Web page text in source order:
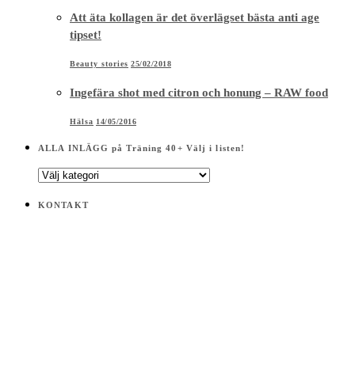
Att äta kollagen är det överlägset bästa anti age
tipset!
Beauty stories 25/02/2018
Ingefära shot med citron och honung – RAW food
Hälsa 14/05/2016
ALLA INLÄGG på Träning 40+ Välj i listen!
ALLA
på
KONTAKT